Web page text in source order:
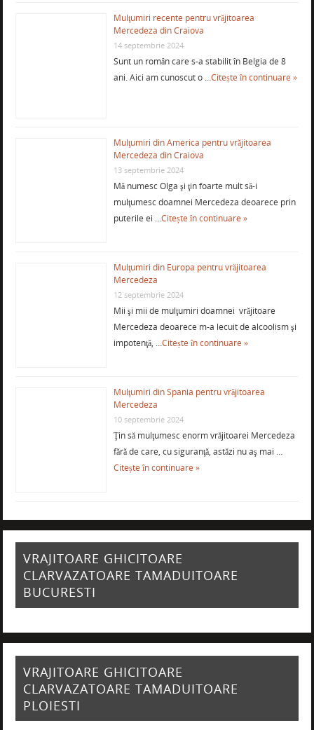
Mulţumiri recente pentru vrăjitoarea
Mercedeza din Craiova
14 septembrie 2024
Sunt un român care s-a stabilit în Belgia de 8
ani. Aici am cunoscut o …Citește în continuare »
Mulţumiri din America pentru vrăjitoarea
Mercedeza din Craiova
13 septembrie 2024
Mă numesc Olga şi ţin foarte mult să-i
mulţumesc doamnei Mercedeza deoarece prin
puterile ei …Citește în continuare »
Mulţumiri din Europa pentru vrăjitoarea
Mercedeza
12 septembrie 2024
Mii şi mii de mulţumiri doamnei vrăjitoare
Mercedeza deoarece m-a lecuit de alcoolism şi
impotenţă, …Citește în continuare »
Mulţumiri din Spania pentru vrăjitoarea
Mercedeza
10 septembrie 2024
Ţin să mulţumesc enorm vrăjitoarei Mercedeza
fără de care, cu siguranţă, astăzi nu aş mai …
Citește în continuare »
VRAJITOARE GHICITOARE
CLARVAZATOARE TAMADUITOARE
BUCURESTI
VRAJITOARE GHICITOARE
CLARVAZATOARE TAMADUITOARE
PLOIESTI